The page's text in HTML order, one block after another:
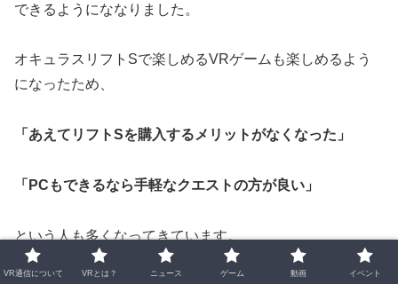
できるようにななりました。
オキュラスリフトSで楽しめるVRゲームも楽しめるよう
になったため、
「あえてリフトSを購入するメリットがなくなった」
「PCもできるなら手軽なクエストの方が良い」
という人も多くなってきています。
VR通信について VRとは？ ニュース ゲーム 動画 イベント